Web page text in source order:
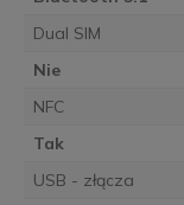
Dual SIM
Nie
NFC
Tak
USB - złącza